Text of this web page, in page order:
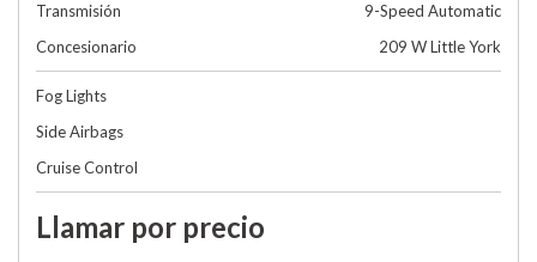
Transmisión
9-Speed Automatic
Concesionario
209 W Little York
Fog Lights
Side Airbags
Cruise Control
Llamar por precio